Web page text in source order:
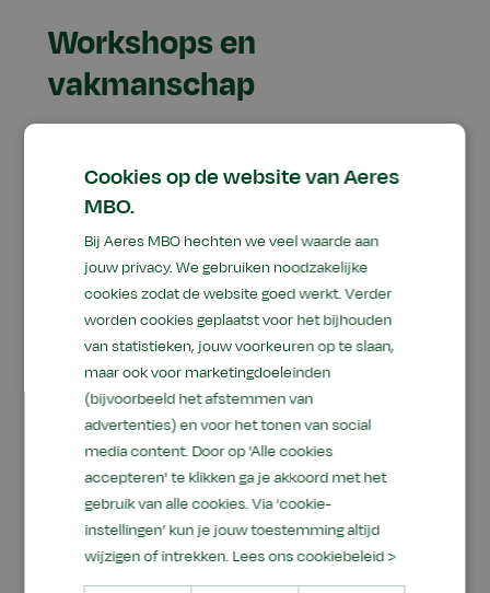
Workshops en
vakmanschap
diverse praktijkgerichte workshops. Bij Aeres
MBO Velp staat een workshop houtbewerking
op het programma, waarbij de deelnemers hun
vaardigheden verder verfijnen. Daarnaast
verzorgen de Showtuinen van Jelle Grintjes in
Herwen een workshop beplanting, waarin
kennis over ontwerp, aanleg en plantgebruik
centraal staat.
Spannende
trainingswedstrijd
Het hoogtepunt van de week vindt plaats op
woensdag 10 en donderdag 11 juni, wanneer de
Cookies op de website van Aeres
MBO.
Bij Aeres MBO hechten we veel waarde aan
jouw privacy. We gebruiken noodzakelijke
cookies zodat de website goed werkt. Verder
worden cookies geplaatst voor het bijhouden
van statistieken, jouw voorkeuren op te slaan,
maar ook voor marketingdoeleinden
(bijvoorbeeld het afstemmen van
advertenties) en voor het tonen van social
media content. Door op 'Alle cookies
accepteren' te klikken ga je akkoord met het
gebruik van alle cookies. Via ‘cookie-
instellingen’ kun je jouw toestemming altijd
wijzigen of intrekken. Lees ons cookiebeleid >